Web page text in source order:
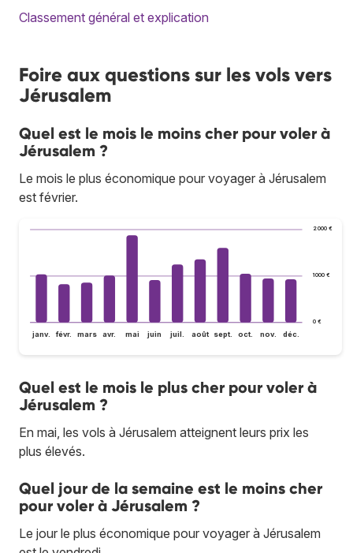
Classement général et explication
Foire aux questions sur les vols vers
Jérusalem
Quel est le mois le moins cher pour voler à
Jérusalem ?
Le mois le plus économique pour voyager à Jérusalem
est février.
0 €
1 000 €
2 000 €
janv. févr. mars avr. mai juin juil. août sept. oct. nov. déc.
Quel est le mois le plus cher pour voler à
Jérusalem ?
En mai, les vols à Jérusalem atteignent leurs prix les
plus élevés.
Quel jour de la semaine est le moins cher
pour voler à Jérusalem ?
Le jour le plus économique pour voyager à Jérusalem